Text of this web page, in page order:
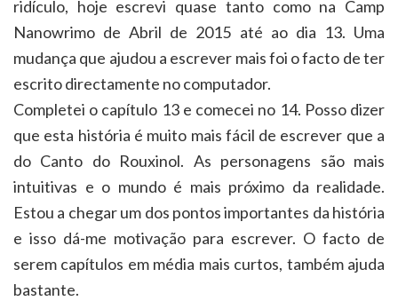
ridículo, hoje escrevi quase tanto como na Camp
Nanowrimo de Abril de 2015 até ao dia 13. Uma
mudança que ajudou a escrever mais foi o facto de ter
escrito directamente no computador.
Completei o capítulo 13 e comecei no 14. Posso dizer
que esta história é muito mais fácil de escrever que a
do Canto do Rouxinol. As personagens são mais
intuitivas e o mundo é mais próximo da realidade.
Estou a chegar um dos pontos importantes da história
e isso dá-me motivação para escrever. O facto de
serem capítulos em média mais curtos, também ajuda
bastante.